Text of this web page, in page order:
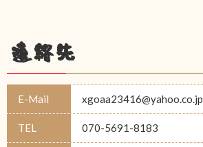
連絡先
E-Mail xgoaa23416@yahoo.co.jp
TEL 070-5691-8183